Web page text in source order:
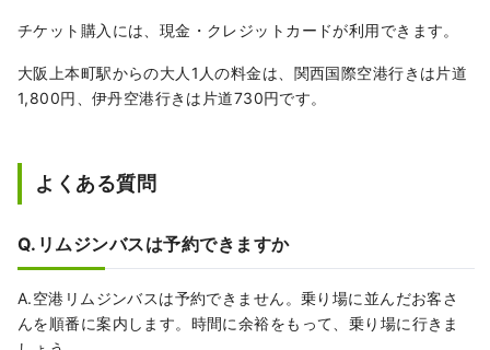
チケット購入には、現金・クレジットカードが利用できます。
大阪上本町駅からの大人1人の料金は、関西国際空港行きは片道
1,800円、伊丹空港行きは片道730円です。
よくある質問
Q.リムジンバスは予約できますか
A.空港リムジンバスは予約できません。乗り場に並んだお客さ
んを順番に案内します。時間に余裕をもって、乗り場に行きま